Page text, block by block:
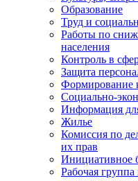
Образование
Труд и
Работы по
населения
Контроль в
Защита
Формирование
Социально-
Информация
Жилье
Комиссия по
их прав
Инициативное
Рабочая